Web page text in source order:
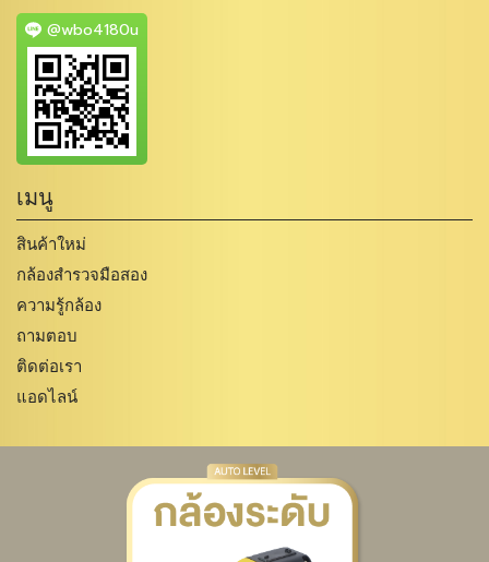
@wbo4180u
เมนู
สินค้าใหม่
กล้องสำรวจมือสอง
ความรู้กล้อง
ถามตอบ
ติดต่อเรา
แอดไลน์